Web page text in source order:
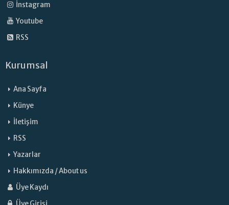
İnstagram
Youtube
RSS
Kurumsal
Ana Sayfa
Künye
İletişim
RSS
Yazarlar
Hakkımızda / About us
Üye Kaydı